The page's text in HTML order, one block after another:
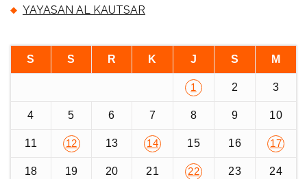
YAYASAN AL KAUTSAR
S S R K J S M
1 2 3
4 5 6 7 8 9 10
11 12 13 14 15 16 17
18 19 20 21 22 23 24